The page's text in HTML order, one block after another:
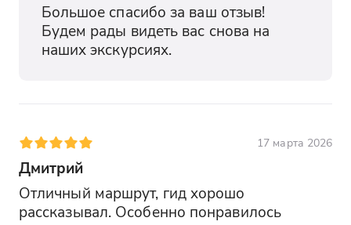
Большое спасибо за ваш отзыв!
Будем рады видеть вас снова на
наших экскурсиях.
17 марта 2026
Дмитрий
Отличный маршрут, гид хорошо
рассказывал. Особенно понравилось